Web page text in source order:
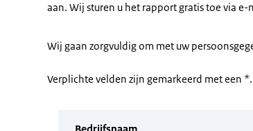
aan. Wij sturen u het rapport gratis toe via e-
Wij gaan zorgvuldig om met uw
Verplichte velden zijn gemarkeerd met een *.